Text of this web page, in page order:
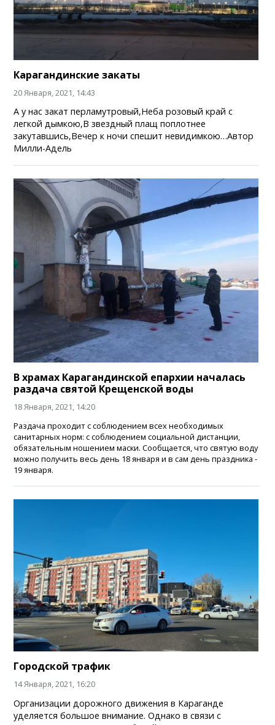
Карагандинские закаты
20 Января, 2021, 14:43
А у нас закат перламутровый,Неба розовый край с
легкой дымкою,В звездный плащ поплотнее
закутавшись,Вечер к ночи спешит невидимкою…Автор
Милли-Адель
В храмах Карагандинской епархии началась
раздача святой Крещенской воды
18 Января, 2021, 14:20
Раздача проходит с соблюдением всех необходимых
санитарных норм: с соблюдением социальной дистанции,
обязательным ношением маски. Сообщается, что святую воду
можно получить весь день 18 января и в сам день праздника -
19 января.
Городской трафик
14 Января, 2021, 16:20
Организации дорожного движения в Караганде
уделяется большое внимание. Однако в связи с